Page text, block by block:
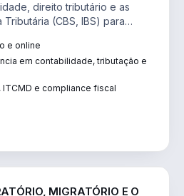
direito tributário e as
(CBS, IBS) para
e online
em contabilidade, tributação e
ITCMD e compliance fiscal
MIGRATÓRIO E O